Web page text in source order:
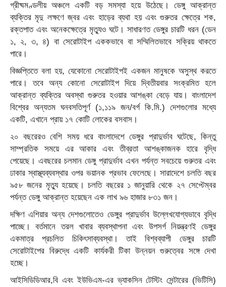
গ্রীষ্মমণ্ডলীয় অঞ্চলে একটি বড় সমস্যা হয়ে উঠেছে। ডেঙ্গু আক্রান্ত
ব্যক্তির মৃদু লক্ষণে জ্বর এবং হাড়ের ব্যথা হয় এবং গুরুতর ক্ষেত্রে শক,
রক্তপাত এবং অনেকক্ষেত্রে মৃত্যুও ঘটে। সাধারণত ডেঙ্গুর চারটি ধরন (ডেন
১, ২, ৩, ৪) বা সেরোটাইপ এককভাবে বা সম্মিলিতভাবে সক্রিয় থাকতে
পারে।
বিজ্ঞপ্তিতে বলা হয়, যেকোনো সেরোটাইপই একজন মানুষকে অসুস্থ করতে
পারে। তবে অন্য কোনো সেরোটাইপ দিয়ে দ্বিতীয়বার সংক্রমিত হলে
আক্রান্ত ব্যক্তির অবস্থা গুরুতর হওয়ার আশঙ্কা বেড়ে যায়। বাংলাদেশ
বিশ্বের অন্যতম ঘনবসতিপূর্ণ (১,১১৯ জন/বর্গ কি.মি.) দেশগুলোর মধ্যে
একটি, এখানে প্রায় ১৭ কোটি লোকের বসবাস।
২০ বছরেরও বেশি সময় ধরে বাংলাদেশে ডেঙ্গুর প্রাদুর্ভাব ঘটেছে, কিন্তু
সাম্প্রতিক সময়ে এর আকার এবং তীব্রতা আশঙ্কাজনক হারে বৃদ্ধি
পেয়েছে। এবছরের চলমান ডেঙ্গু প্রাদুর্ভাব এখন পর্যন্ত সবচেয়ে গুরুতর এবং
ঢাকার স্বাস্থ্যব্যবস্থার ওপর ভয়ানক প্রভাব ফেলেছে। সারাদেশে চলতি বছর
৯৫৮ জনের মৃত্যু হয়েছে। চলতি বছরের ১ জানুয়ারি থেকে ২৭ সেপ্টেম্বর
পর্যন্ত ডেঙ্গু আক্রান্ত হয়েছেন এক লাখ ৯৬ হাজার ৮৩১ জন।
দক্ষিণ এশিয়ার অন্য দেশগুলোতেও ডেঙ্গুর প্রাদুর্ভাব উল্লেখযোগ্যভাবে বৃদ্ধি
পাচ্ছে। বর্তমানে তরল খাবার ব্যবস্থাপনা এবং উপসর্গ নিয়ন্ত্রণই ডেঙ্গুর
একমাত্র প্রচলিত চিকিৎসাব্যবস্থা। তাই বিশ্বব্যাপী ডেঙ্গুর চারটি
সেরোটাইপের বিরুদ্ধে একটি কার্যকরী টিকা উন্নয়ন গুরুত্বের সঙ্গে দেখা
হচ্ছে।
আইসিডিডিআর,বি এবং ইউভিএম-এর ভ্যাকসিন টেস্টিং সেন্টারের (ভিটিসি)